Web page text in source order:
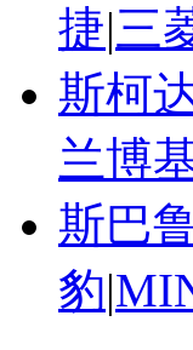
捷|三
斯柯
兰博
斯巴
豹|